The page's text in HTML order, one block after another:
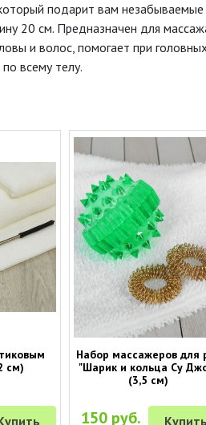
подарит вам
20 см. Предназначен для
и волос, помогает при
всему телу.
см)
Набор массажеров для
"Шарик и кольца Су
(3,5 см)
150 руб. Купить